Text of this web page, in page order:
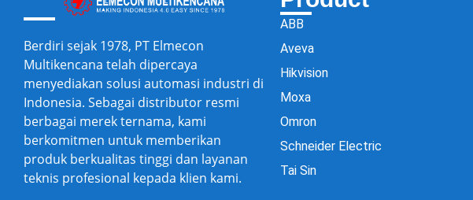
Berdiri sejak 1978, PT Elmecon
Multikencana telah dipercaya
menyediakan solusi automasi industri di
Indonesia. Sebagai distributor resmi
berbagai merek ternama, kami
berkomitmen untuk memberikan
produk berkualitas tinggi dan layanan
teknis profesional kepada klien kami.
ABB
Aveva
Hikvision
Moxa
Omron
Schneider Electric
Tai Sin